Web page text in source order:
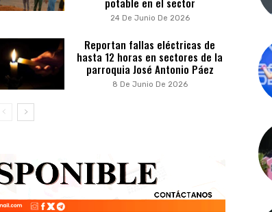
24 De Junio De 2026
Reportan fallas eléctricas de
hasta 12 horas en sectores de la
parroquia José Antonio Páez
8 De Junio De 2026